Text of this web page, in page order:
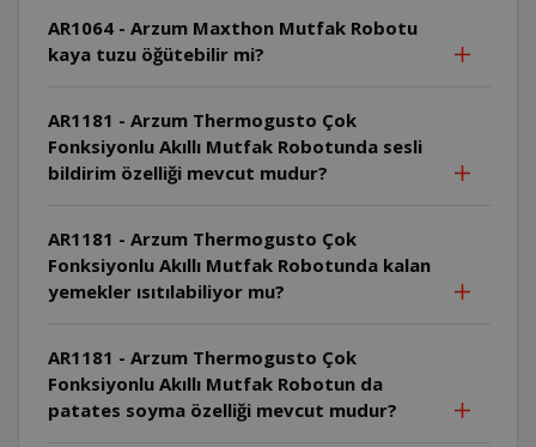
AR1064 - Arzum Maxthon Mutfak Robotu
kaya tuzu öğütebilir mi?
AR1181 - Arzum Thermogusto Çok
Fonksiyonlu Akıllı Mutfak Robotunda sesli
bildirim özelliği mevcut mudur?
AR1181 - Arzum Thermogusto Çok
Fonksiyonlu Akıllı Mutfak Robotunda kalan
yemekler ısıtılabiliyor mu?
AR1181 - Arzum Thermogusto Çok
Fonksiyonlu Akıllı Mutfak Robotun da
patates soyma özelliği mevcut mudur?